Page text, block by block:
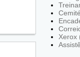
Xerox